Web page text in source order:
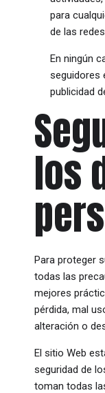
para
de las
En ningún
seguidores
publicidad
los
Para proteger
todas las
mejores
pérdida, mal
alteración o
El sitio Web
seguridad de
toman todas